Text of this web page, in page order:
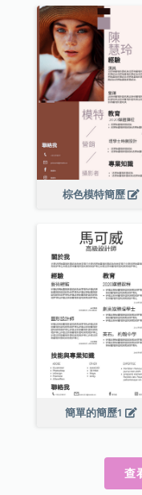
棕色模特簡歷
簡單的簡歷1
查